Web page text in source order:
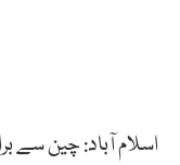
اسلام آباد: چین سے